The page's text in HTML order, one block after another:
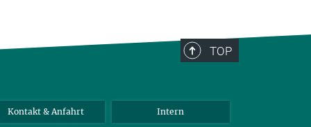
TOP
Kontakt & Anfahrt Intern